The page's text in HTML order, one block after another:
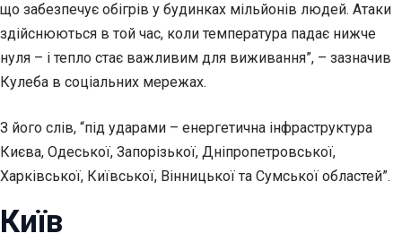
що забезпечує обігрів у будинках мільйонів людей. Атаки
здійснюються в той час, коли температура падає нижче
нуля – і тепло стає важливим для виживання”, – зазначив
Кулеба в соціальних мережах.
З його слів, “під ударами – енергетична інфраструктура
Києва, Одеської, Запорізької, Дніпропетровської,
Харківської, Київської, Вінницької та Сумської областей”.
Київ